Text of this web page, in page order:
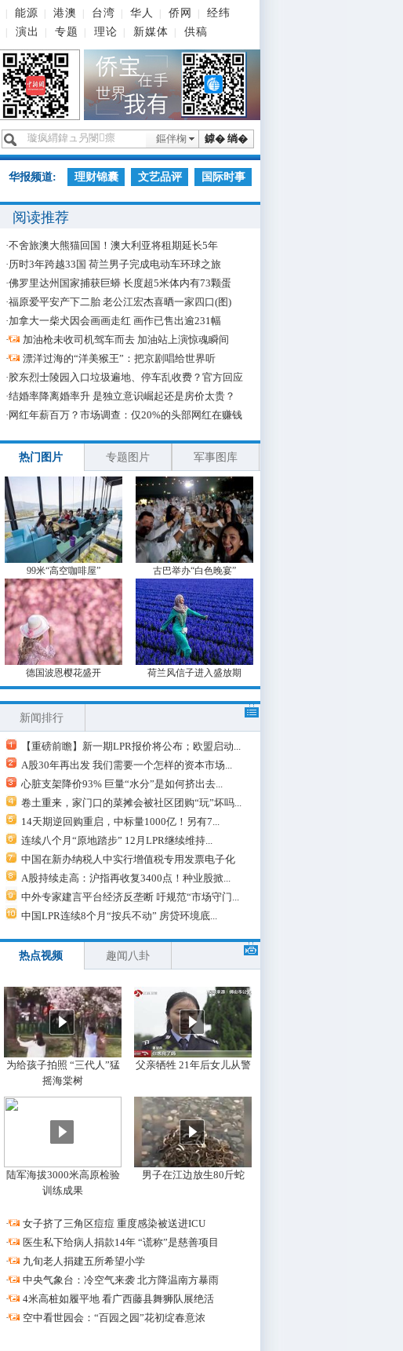
能源 港澳 台湾 华人 侨网
经纬
演出 专题 理论 新媒体 供稿
鎼� 绱�
鏂伴椈
华报频道: 理财锦囊 文艺品评 国际时事
阅读推荐
·不舍旅澳大熊猫回国！澳大利亚将租期延长5年
·历时3年跨越33国 荷兰男子完成电动车环球之旅
·佛罗里达州国家捕获巨蟒 长度超5米体内有73颗蛋
·福原爱平安产下二胎 老公江宏杰喜晒一家四口(图)
·加拿大一柴犬因会画画走红 画作已售出逾231幅
·
加油枪未收司机驾车而去 加油站上演惊魂瞬间
·
漂洋过海的“洋美猴王”：把京剧唱给世界听
·胶东烈士陵园入口垃圾遍地、停车乱收费？官方回应
·结婚率降离婚率升 是独立意识崛起还是房价太贵？
· 网红年薪百万？市场调查：仅20%的头部网红在赚钱
热门图片 专题图片 军事图库
99米“高空咖啡屋” 古巴举办“白色晚宴”
德国波恩樱花盛开 荷兰风信子进入盛放期
新闻排行
【重磅前瞻】新一期LPR报价将公布；欧盟启动...
A股30年再出发 我们需要一个怎样的资本市场...
心脏支架降价93% 巨量“水分”是如何挤出去...
卷土重来，家门口的菜摊会被社区团购“玩”坏吗...
14天期逆回购重启，中标量1000亿！另有7...
连续八个月“原地踏步” 12月LPR继续维持...
中国在新办纳税人中实行增值税专用发票电子化
A股持续走高：沪指再收复3400点！种业股掀...
中外专家建言平台经济反垄断 吁规范“市场守门...
中国LPR连续8个月“按兵不动” 房贷环境底...
热点视频 趣闻八卦
为给孩子拍照 “三代人”猛
摇海棠树
父亲牺牲 21年后女儿从警
陆军海拔3000米高原检验
训练成果
男子在江边放生80斤蛇
·
女子挤了三角区痘痘 重度感染被送进ICU
·
医生私下给病人捐款14年 “谎称”是慈善项目
·
九旬老人捐建五所希望小学
·
中央气象台：冷空气来袭 北方降温南方暴雨
·
4米高桩如履平地 看广西藤县舞狮队展绝活
·
空中看世园会：“百园之园”花初绽春意浓